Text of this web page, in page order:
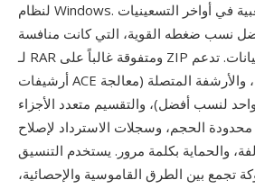
لنظام Windows. اكتسب التنسيق شعبية في أواخر التسعينيات
بفضل نسب ضغطه القوية، التي كانت منافسة
لـ RAR ومتفوقة غالباً على ZIP في كثير من أنواع البيانات. تدعم
أرشيفات ACE مستويات ضغط متعددة، والأرشفة المتصلة (معالجة
لنسب أفضل)، والتقسيم متعدد الأجزاء
الحجم، وسجلات الاسترداد لإصلاح
والحماية بكلمة مرور. يستخدم التنسيق
تجمع بين الطرق القاموسية والإحصائية،